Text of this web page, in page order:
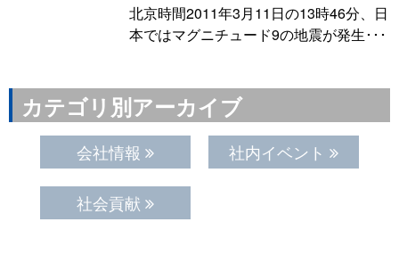
北京時間2011年3月11日の13時46分、日
本ではマグニチュード9の地震が発生･･･
カテゴリ別アーカイブ
会社情報 社内イベント
社会貢献